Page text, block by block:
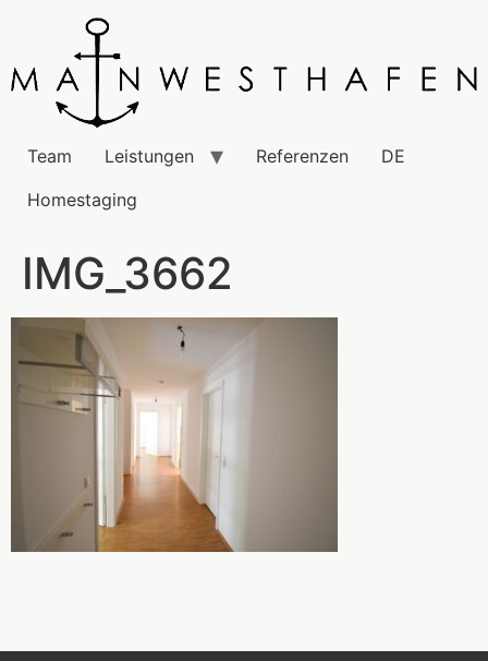
Team Leistungen Referenzen
DE
Homestaging
IMG_3662